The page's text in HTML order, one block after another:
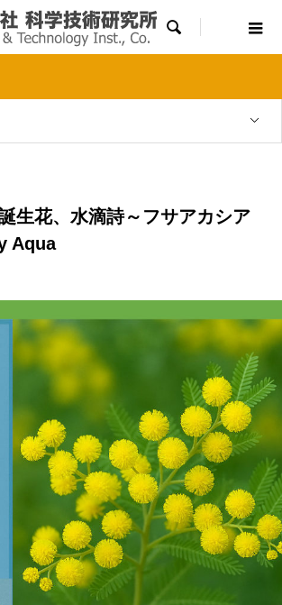

生花、水滴詩～フサアカシア
Aqua